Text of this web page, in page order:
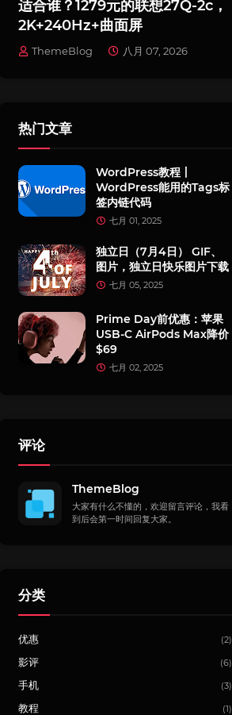
适合谁？1279元的联想27Q-2c，
2K+240Hz+曲面屏
ThemeBlog 八月 07, 2026
热门文章
WordPress教程丨
WordPress能用的Tags标
签内链代码
七月 01, 2025
独立日（7月4日） GIF、
图片，独立日快乐图片下载
七月 05, 2025
Prime Day前优惠：苹果
USB-C AirPods Max降价
$69
七月 02, 2025
评论
ThemeBlog
大家有什么不懂的，欢迎留言评论，我看
到后会第一时间回复大家。
分类
优惠 (2)
影评 (6)
手机 (3)
教程 (1)